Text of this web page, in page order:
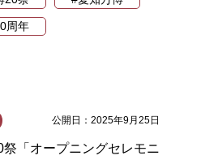
周年
公開日：2025年9月25日
「オープニングセレモニ